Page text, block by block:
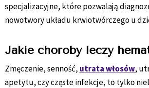
specjalizacyjne, które pozwalają
nowotwory układu krwiotwórczego u
Jakie choroby leczy
Zmęczenie, senność, utrata włosów,
apetytu, czy częste infekcje, to tylko